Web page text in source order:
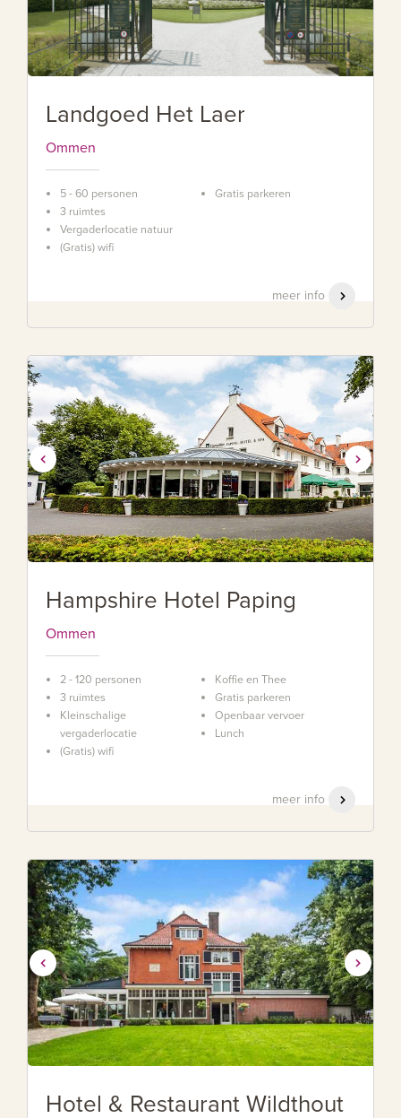
Landgoed Het Laer
Ommen
5 - 60 personen
3 ruimtes
Vergaderlocatie natuur
(Gratis) wifi
Gratis parkeren
meer info
Hampshire Hotel Paping
Ommen
2 - 120 personen
3 ruimtes
Kleinschalige
vergaderlocatie
(Gratis) wifi
Koffie en Thee
Gratis parkeren
Openbaar vervoer
Lunch
meer info
Hotel & Restaurant Wildthout